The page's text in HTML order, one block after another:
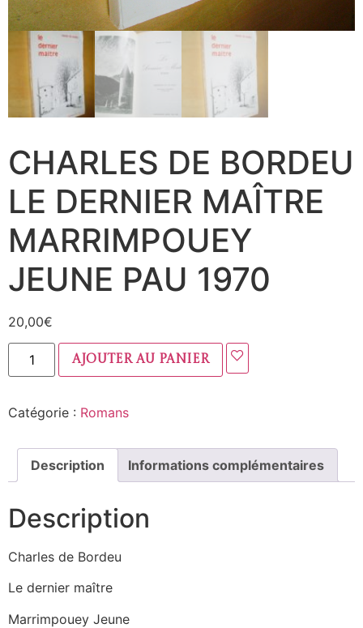
CHARLES DE BORDEU
LE DERNIER MAÎTRE
MARRIMPOUEY
JEUNE PAU 1970
20,00€
Ajouter au panier
Catégorie : Romans
Description Informations complémentaires
Description
Charles de Bordeu
Le dernier maître
Marrimpouey Jeune